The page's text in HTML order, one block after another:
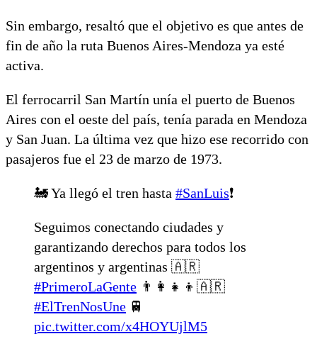
Sin embargo, resaltó que el objetivo es que antes de
fin de año la ruta Buenos Aires-Mendoza ya esté
activa.
El ferrocarril San Martín unía el puerto de Buenos
Aires con el oeste del país, tenía parada en Mendoza
y San Juan. La última vez que hizo ese recorrido con
pasajeros fue el 23 de marzo de 1973.
🚂 Ya llegó el tren hasta #SanLuis❗️
Seguimos conectando ciudades y
garantizando derechos para todos los
argentinos y argentinas 🇦🇷
#PrimeroLaGente 👨‍👩‍👧‍👦🇦🇷
#ElTrenNosUne 🚆
pic.twitter.com/x4HOYUjlM5